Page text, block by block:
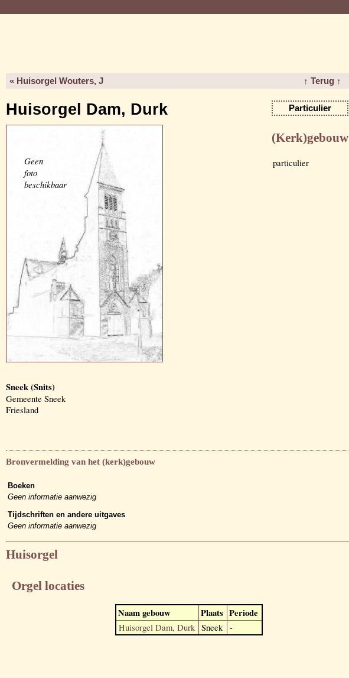
« Huisorgel Wouters, J ↑ Terug ↑
Huisorgel Dam, Durk Particulier
Geen
foto
beschikbaar
Sneek (Snits)
Gemeente Sneek
Friesland
(Kerk)gebouw
particulier
Bronvermelding van het (kerk)gebouw
Boeken
Geen informatie aanwezig
Tijdschriften en andere uitgaves
Geen informatie aanwezig
Huisorgel
Orgel locaties
Naam gebouw Plaats Periode
Huisorgel Dam, Durk Sneek -